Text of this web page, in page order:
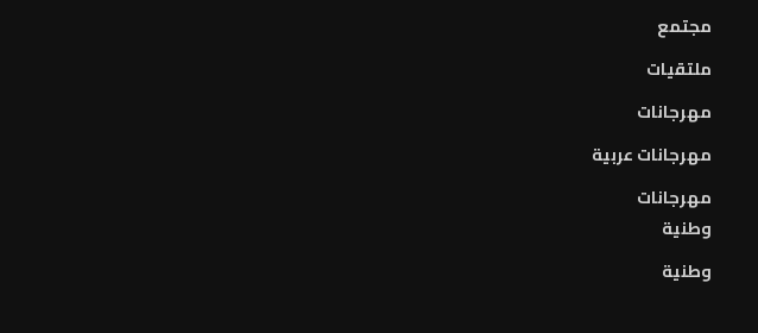
مجتمع
ملتقيات
مهرجانات
مهرجانات عربية
مهرجانات
وطنية
وطنية